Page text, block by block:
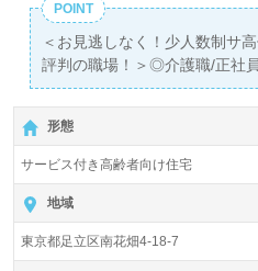
POINT
＜お見逃しなく！少人数制サ
評判の職場！＞◎介護職/正社
【月給241,000円～261,000円
有資格者向け求人＊『六町駅
入居定員22名（全室個室）『
グッドスタッフ（本部：東京
京都を中心にサービス付き高
所介護、福祉用具貸与/販売、
ています。
形態
サービス付き高齢者向け住宅
地域
東京都足立区南花畑4-18-7